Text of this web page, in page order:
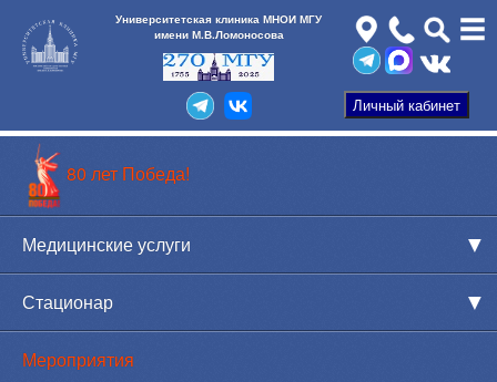
Университетская клиника МНОИ МГУ
имени М.В.Ломоносова
80 лет Победа!
Медицинские услуги
Стационар
Мероприятия